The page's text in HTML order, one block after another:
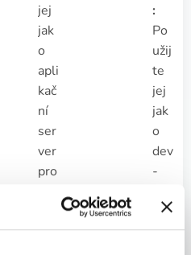
jej
jak
o
apli
kač
ní
ser
ver
pro
u a
:
Po
užij
te
jej
jak
o
dev
-
pro